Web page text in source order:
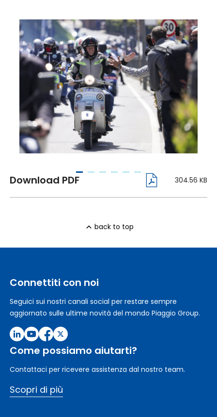
304.56 KB
back to top
Connettiti con noi
Seguici sui nostri canali social per restare sempre
aggiornato sulle ultime novità del mondo Piaggio Group.
Come possiamo aiutarti?
Contattaci per ricevere assistenza dal nostro team.
Scopri di più